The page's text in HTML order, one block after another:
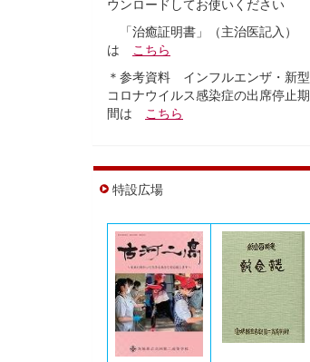
「治癒証明書」（主治医記入）
は こちら
＊参考資料 インフルエンザ・新型
コロナウイルス感染症の出席停止期
間は こちら
特設広場